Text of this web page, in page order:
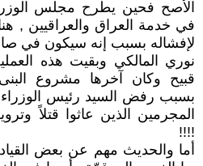
الأصح فحين يطرح مجلس
في خدمة العراق والعراقيين , هنا
لإفشاله بسبب إنه سيكون في
نوري المالكي وبقيت هذه
قبيح وكان آخرها مشروع
بسبب رفض السيد رئيس الوزراء
المجرمين الذين عاثوا قتلاً
!!!!
أما والحديث مهم عن بعض